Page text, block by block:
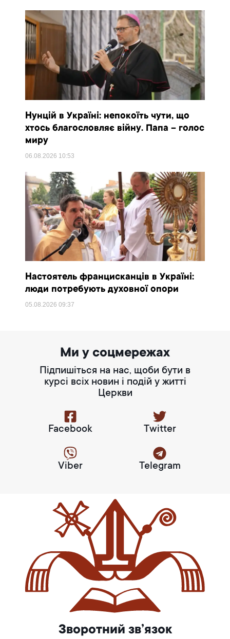
Нунцій в Україні: непокоїть чути, що
хтось благословляє війну. Папа – голос
миру
06.08.2026 10:53
Настоятель францисканців в Україні:
люди потребують духовної опори
05.08.202609:37
Ми у соцмережах
Підпишіться на нас, щоби бути в
курсі всіх новин і подій у житті
Церкви
Facebook Twitter
Viber Telegram
Зворотний зв’язок